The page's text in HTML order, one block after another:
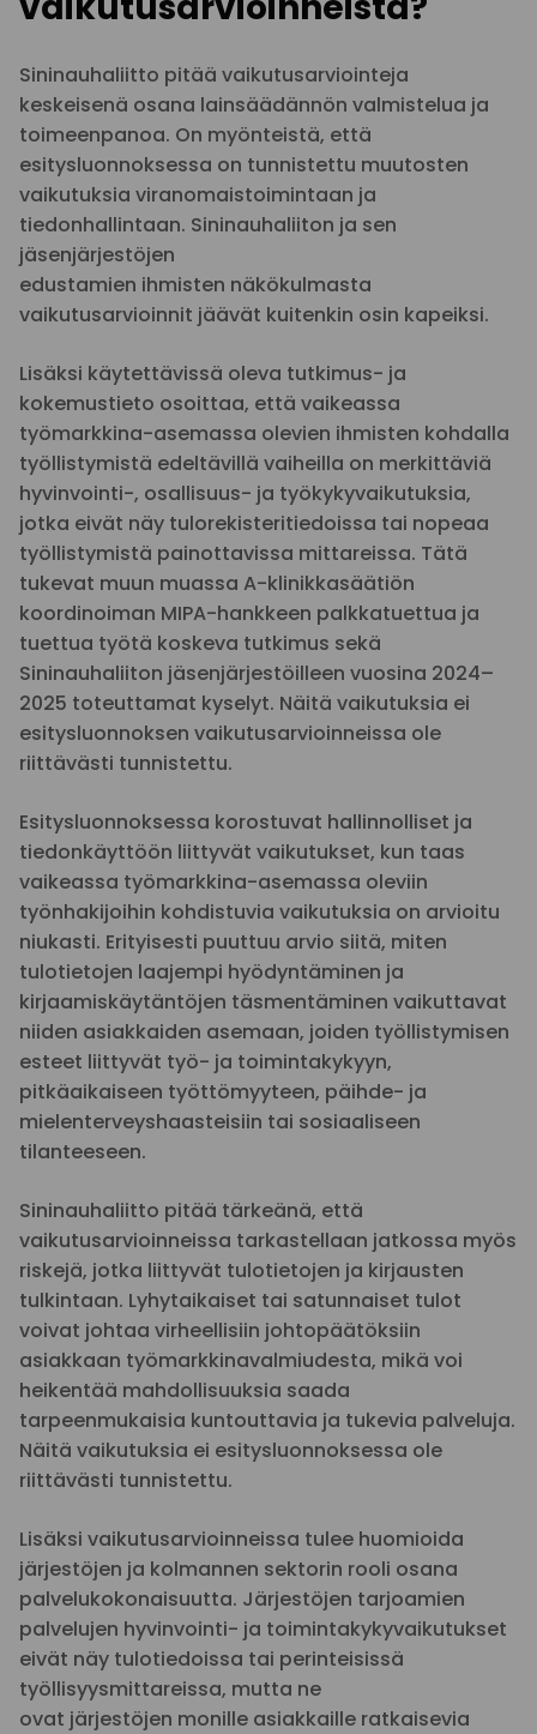
Sininauhaliitto pitää vaikutusarviointeja
keskeisenä osana lainsäädännön valmistelua ja
toimeenpanoa. On myönteistä, että
esitysluonnoksessa on tunnistettu muutosten
vaikutuksia viranomaistoimintaan ja
tiedonhallintaan. Sininauhaliiton ja sen
jäsenjärjestöjen
edustamien ihmisten näkökulmasta
vaikutusarvioinnit jäävät kuitenkin osin kapeiksi.
Lisäksi käytettävissä oleva tutkimus- ja
kokemustieto osoittaa, että vaikeassa
työmarkkina-asemassa olevien ihmisten kohdalla
työllistymistä edeltävillä vaiheilla on merkittäviä
hyvinvointi-, osallisuus- ja työkykyvaikutuksia,
jotka eivät näy tulorekisteritiedoissa tai nopeaa
työllistymistä painottavissa mittareissa. Tätä
tukevat muun muassa A-klinikkasäätiön
koordinoiman MIPA-hankkeen palkkatuettua ja
tuettua työtä koskeva tutkimus sekä
Sininauhaliiton jäsenjärjestöilleen vuosina 2024–
2025 toteuttamat kyselyt. Näitä vaikutuksia ei
esitysluonnoksen vaikutusarvioinneissa ole
riittävästi tunnistettu.
Esitysluonnoksessa korostuvat hallinnolliset ja
tiedonkäyttöön liittyvät vaikutukset, kun taas
vaikeassa työmarkkina-asemassa oleviin
työnhakijoihin kohdistuvia vaikutuksia on arvioitu
niukasti. Erityisesti puuttuu arvio siitä, miten
tulotietojen laajempi hyödyntäminen ja
kirjaamiskäytäntöjen täsmentäminen vaikuttavat
niiden asiakkaiden asemaan, joiden työllistymisen
esteet liittyvät työ- ja toimintakykyyn,
pitkäaikaiseen työttömyyteen, päihde- ja
mielenterveyshaasteisiin tai sosiaaliseen
tilanteeseen.
Sininauhaliitto pitää tärkeänä, että
vaikutusarvioinneissa tarkastellaan jatkossa myös
riskejä, jotka liittyvät tulotietojen ja kirjausten
tulkintaan. Lyhytaikaiset tai satunnaiset tulot
voivat johtaa virheellisiin johtopäätöksiin
asiakkaan työmarkkinavalmiudesta, mikä voi
heikentää mahdollisuuksia saada
tarpeenmukaisia kuntouttavia ja tukevia palveluja.
Näitä vaikutuksia ei esitysluonnoksessa ole
riittävästi tunnistettu.
Lisäksi vaikutusarvioinneissa tulee huomioida
järjestöjen ja kolmannen sektorin rooli osana
palvelukokonaisuutta. Järjestöjen tarjoamien
palvelujen hyvinvointi- ja toimintakykyvaikutukset
eivät näy tulotiedoissa tai perinteisissä
työllisyysmittareissa, mutta ne
ovat järjestöjen monille asiakkaille ratkaisevia